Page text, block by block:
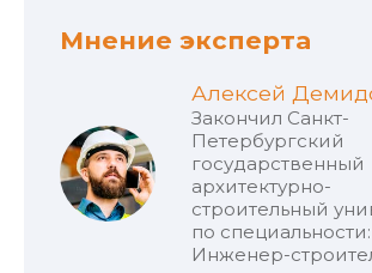
Мнение эксперта
Алексей
Закончил Санкт-
Петербургский
государственный
архитектурно-
строительный
по специальности:
Инженер-